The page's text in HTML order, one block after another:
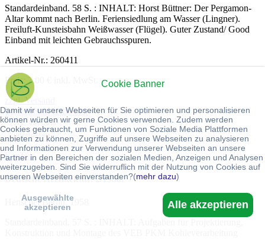
Cookie Banner
Damit wir unsere Webseiten für Sie optimieren und personalisieren
können würden wir gerne Cookies verwenden. Zudem werden
Cookies gebraucht, um Funktionen von Soziale Media Plattformen
anbieten zu können, Zugriffe auf unsere Webseiten zu analysieren
und Informationen zur Verwendung unserer Webseiten an unsere
Partner in den Bereichen der sozialen Medien, Anzeigen und Analysen
weiterzugeben. Sind Sie widerruflich mit der Nutzung von Cookies auf
unseren Webseiten einverstanden?(mehr dazu)
Alle akzeptieren
Ausgewählte
akzeptieren
Standardeinband. 58 S. : INHALT: Horst Büttner: Der Pergamon-
Altar kommt nach Berlin. Feriensiedlung am Wasser (Lingner).
Freiluft-Kunsteisbahn Weißwasser (Flügel). Guter Zustand/ Good
Einband mit leichten Gebrauchsspuren.
Artikel-Nr.: 260411
Preis: 7,00 € inkl. MwSt.
zzgl. Versand
Lieferfristen siehe hier
zzgl. Versand
Lieferfristen
Kaufen
Deutsche Architektur. 2/1958.
Henschel Berlin. 1958